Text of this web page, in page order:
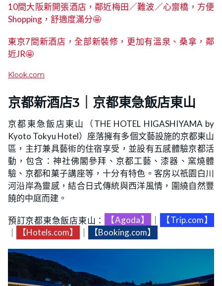
10間大阪新開張酒店，鄰近梅田／難波／心齋橋，方便
Shopping，舒適度滿分🤩
東京7間新酒店，全部新裝修，更加有溫泉、桑拿，鄰
近JR🤩
Klook.com
京都新酒店3｜京都東急飯店東山
京都東急飯店東山（THE HOTEL HIGASHIYAMA by
Kyoto Tokyu Hotel）座落擁有多個文藝設施的京都東山
區，主打兼具藝術的住宿享受，並設有五感體驗京都活
動，包含：神社佛閣參拜、京都工藝、漆器、窯燒體
驗、京都和菓子講座等，十分有特色。客房以祇園白川
河沿岸為靈感，結合日式傳統與西洋風情，圍繞自然豐
饒的中庭而建。
預訂京都東急飯店東山： 【Agoda】
【Trip.com】
【Hotels.com】 【Booking.com】